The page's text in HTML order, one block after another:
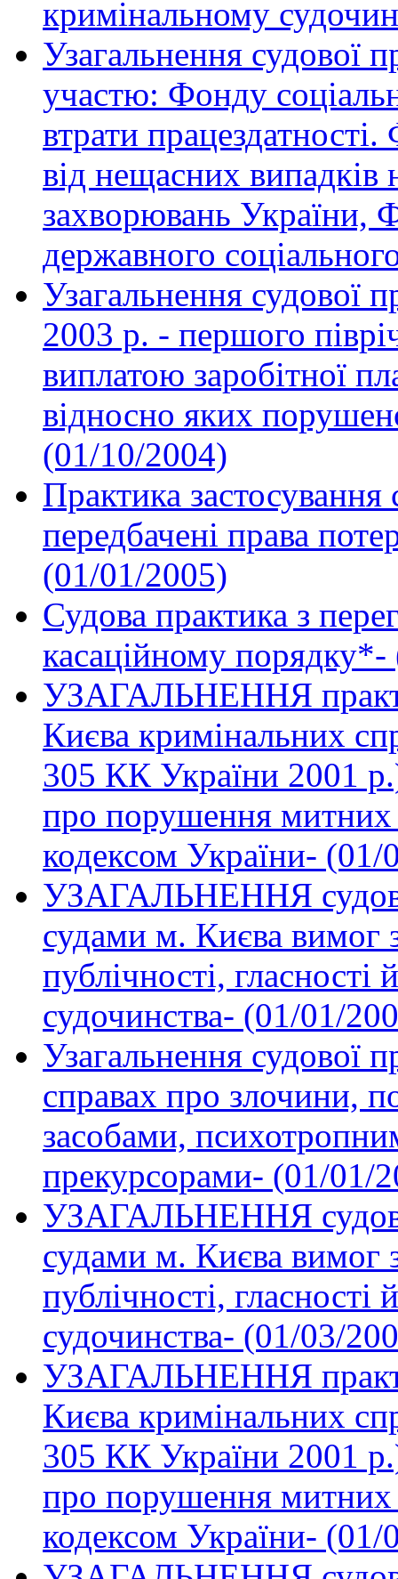
кримінальному
Узагальнення судової
участю: Фонду
втрати
від нещасних випадків
захворювань України,
державного
Узагальнення судової
2003 р. - першого
виплатою заробітної
відносно яких
(01/10/2004)
Практика
передбачені права
(01/01/2005)
Судова практика з
касаційному
УЗАГАЛЬНЕННЯ
Києва кримінальних
305 КК України 2001
про порушення
кодексом України- (01/
УЗАГАЛЬНЕННЯ
судами м. Києва вимог
публічності, гласності
судочинства- (01/01/
Узагальнення судової
справах про злочини,
засобами,
прекурсорами- (01/01/
УЗАГАЛЬНЕННЯ
судами м. Києва вимог
публічності, гласності
судочинства- (01/03/
УЗАГАЛЬНЕННЯ
Києва кримінальних
305 КК України 2001
про порушення
кодексом України- (01/